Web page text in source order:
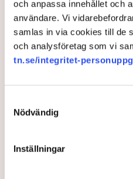
och anpassa innehållet och
användare. Vi
samlas in via cookies till de
och analysföretag som vi
tn.se/integritet-
Nödvändig
Inställningar
turbulens, står stark.
3 years ago | Av: TT